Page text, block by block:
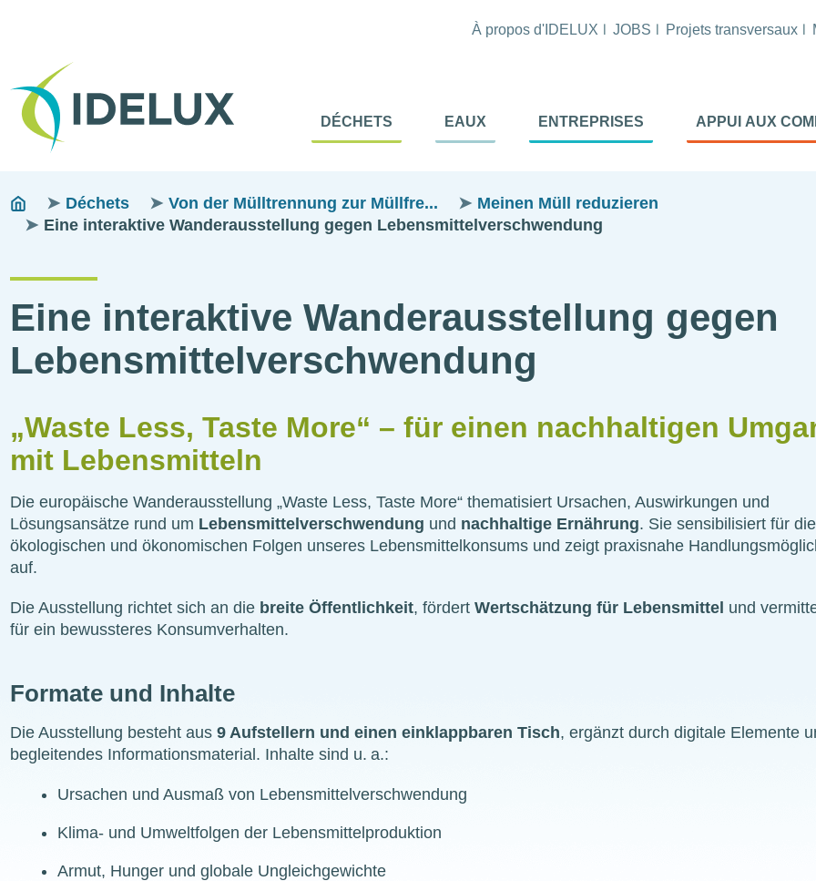
Tête
À propos d'IDELUX JOBS Projets transversaux
Navigation
Menu
DÉCHETS EAUX ENTREPRISES APPUI AUX
Pfadnavigation
You
are
Déchets Von der Mülltrennung zur Müllfre...
Meinen Müll reduzieren
Eine interaktive Wanderausstellung gegen Lebensmittelverschwendung
Eine interaktive Wanderausstellung gegen
Lebensmittelverschwendung
„Waste Less, Taste More“ – für einen nachhaltigen
mit Lebensmitteln
Die europäische Wanderausstellung „Waste Less, Taste More“ thematisiert Ursachen, Auswirkungen und
Lösungsansätze rund um Lebensmittelverschwendung und nachhaltige Ernährung. Sie sensibilisiert für
ökologischen und ökonomischen Folgen unseres Lebensmittelkonsums und zeigt praxisnahe
auf.
Die Ausstellung richtet sich an die breite Öffentlichkeit, fördertWertschätzung für Lebensmittel und
für ein bewussteres Konsumverhalten.
Formate und Inhalte
Die Ausstellung besteht aus9 Aufstellern und einen einklappbaren Tisch, ergänzt durch digitale Elemente
begleitendes Informationsmaterial. Inhalte sind u. a.:
Ursachen und Ausmaß von Lebensmittelverschwendung
Klima- und Umweltfolgen der Lebensmittelproduktion
Armut, Hunger und globale Ungleichgewichte